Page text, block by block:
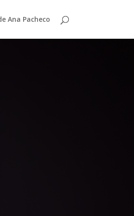
Ana Pacheco